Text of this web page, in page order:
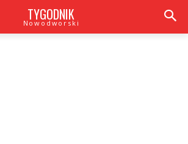
TYGODNIK
Nowodworski